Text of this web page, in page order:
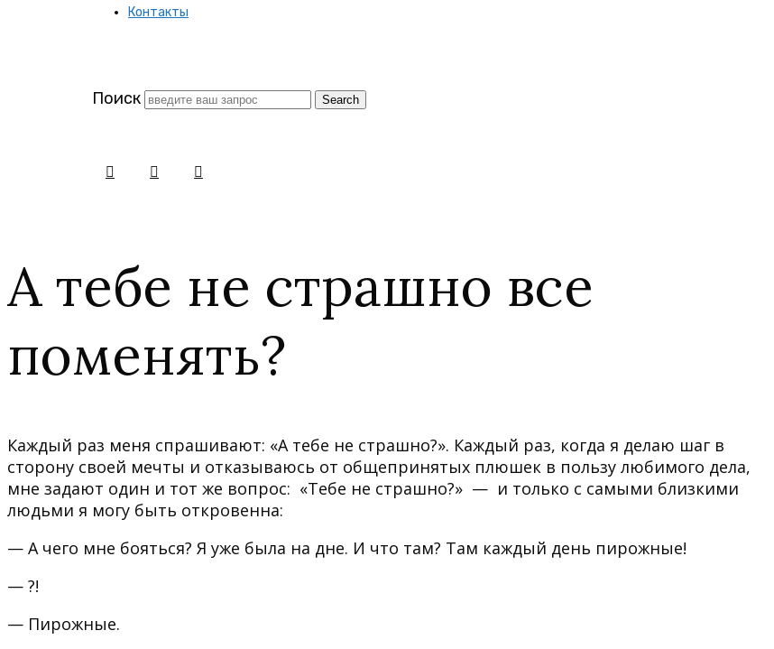
Контакты
Поиск
А тебе не страшно все
поменять?
Каждый раз меня спрашивают: «А тебе не страшно?». Каждый раз, когда я делаю шаг в
сторону своей мечты и отказываюсь от общепринятых плюшек в пользу любимого дела,
мне задают один и тот же вопрос: «Тебе не страшно?» — и только с самыми близкими
людьми я могу быть откровенна:
— А чего мне бояться? Я уже была на дне. И что там? Там каждый день пирожные!
— ?!
— Пирожные.